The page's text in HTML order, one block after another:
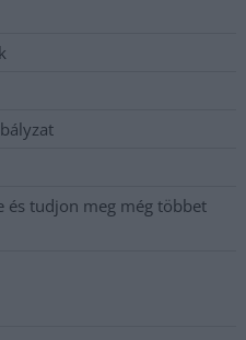
és tudjon meg még többet